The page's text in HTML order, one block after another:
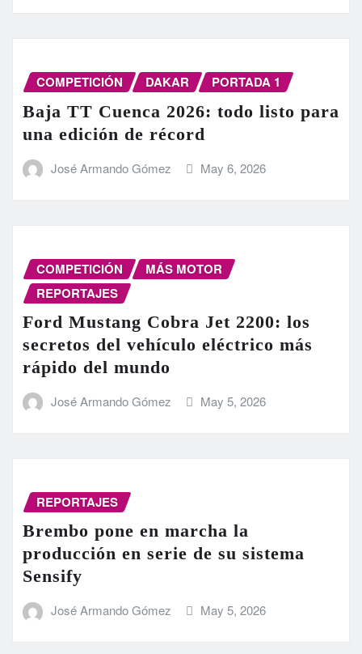
COMPETICIÓN DAKAR PORTADA 1
Baja TT Cuenca 2026: todo listo para
una edición de récord
José Armando Gómez May 6, 2026
COMPETICIÓN
MÁS MOTOR
REPORTAJES
Ford Mustang Cobra Jet 2200: los
secretos del vehículo eléctrico más
rápido del mundo
José Armando Gómez May 5, 2026
REPORTAJES
Brembo pone en marcha la
producción en serie de su sistema
Sensify
José Armando Gómez May 5, 2026